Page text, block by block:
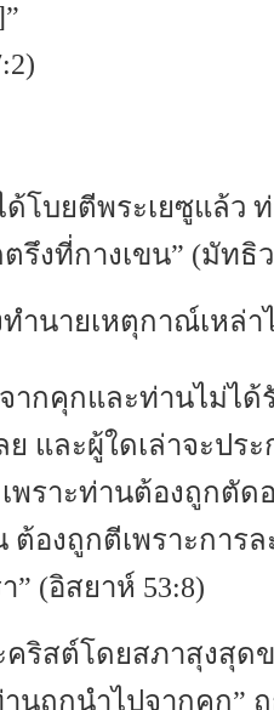
ด้โบยตีพระเยซูแล้ว
รึงที่กางเขน” (มัทธิว
ำนายเหตุกาณ์เหล่า
ากคุกและท่านไม่ได้
ย และผู้ใดเล่าจะปร
พราะท่านต้องถูกตัด
ต้องถูกตีเพราะการล
” (อิสยาห์ 53:8)
คริสต์โดยสภาสุงสุด
านถูกนำไปจากคุก”